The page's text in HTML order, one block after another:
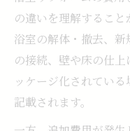
の違いを理解するこ
浴室の解体・撤去、
の接続、壁や床の仕
ッケージ化されてい
記載されます。